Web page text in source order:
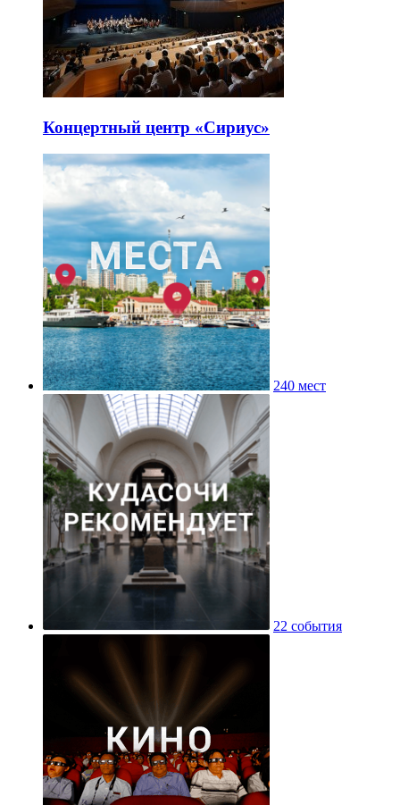
Концертный центр «Сириус»
240 мест
22 события